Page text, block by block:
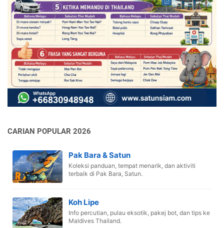
CARIAN POPULAR 2026
Pak Bara & Satun
Koleksi panduan, tempat menarik, dan aktiviti
terbaik di Pak Bara, Satun.
Koh Lipe
Info percutian, pulau eksotik, pakej bot, dan tips ke
Maldives Thailand.